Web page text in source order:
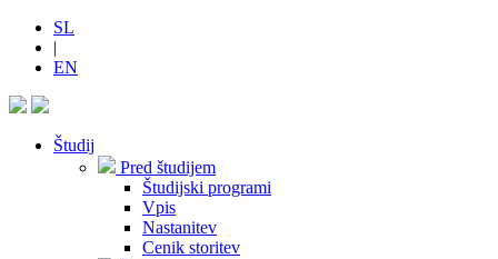
SL
|
EN
Študij
Pred študijem
Študijski programi
Vpis
Nastanitev
Cenik storitev